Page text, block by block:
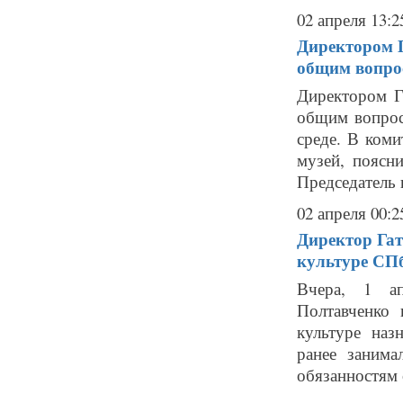
02 апреля
Директором
общим
Директором
общим
среде. В
музей,
02 апреля
Директор
культуре
Вчера, 1
Полтавченко
культуре
ранее